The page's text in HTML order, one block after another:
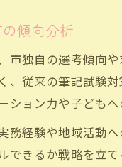
傾向分析
市独自の選考傾向
、従来の筆記試験
ョン力や子ども
務経験や地域活動
できるか戦略を立